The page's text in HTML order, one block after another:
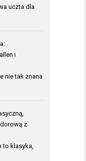
uczta dla
i
nie tak znana
z
klasyka,